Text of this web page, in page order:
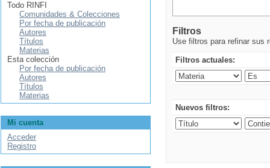
Filtros
Use filtros para refinar sus
Filtros actuales:
Nuevos filtros:
Todo RINFI
Comunidades & Colecciones
Por fecha de publicación
Autores
Títulos
Materias
Esta colección
Por fecha de publicación
Autores
Títulos
Materias
Mi cuenta
Acceder
Registro